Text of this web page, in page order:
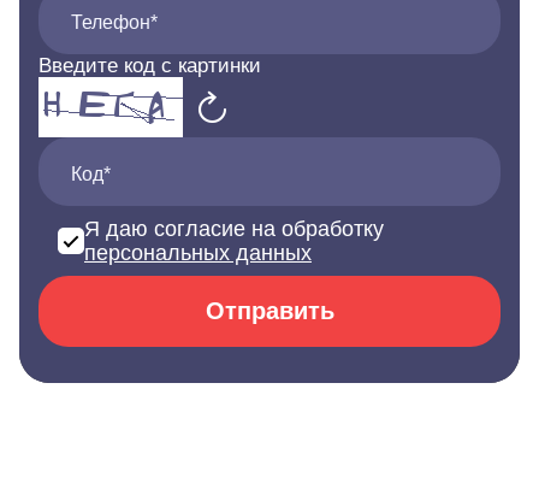
Телефон*
Введите код с картинки
Код*
Я даю согласие на обработку
персональных данных
Отправить